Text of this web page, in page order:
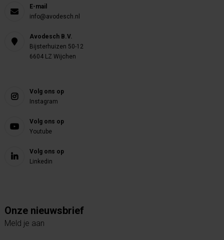
E-mail
info@avodesch.nl
Avodesch B.V.
Bijsterhuizen 50-12
6604 LZ Wijchen
Volg ons op
Instagram
Volg ons op
Youtube
Volg ons op
Linkedin
Onze nieuwsbrief
Meld je aan